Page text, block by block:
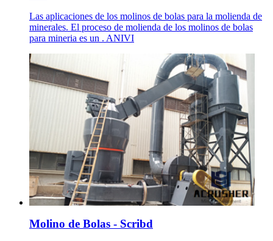
Las aplicaciones de los molinos de bolas para la molienda de
minerales. El proceso de molienda de los molinos de bolas
para mineria es un . ANIVI
Molino de Bolas - Scribd